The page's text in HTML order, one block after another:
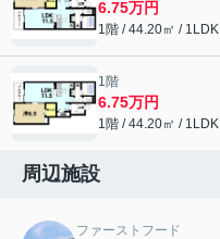
6.75万円
1階 / 44.20㎡ / 1LDK
1階
6.75万円
1階 / 44.20㎡ / 1LDK
周辺施設
ファーストフード